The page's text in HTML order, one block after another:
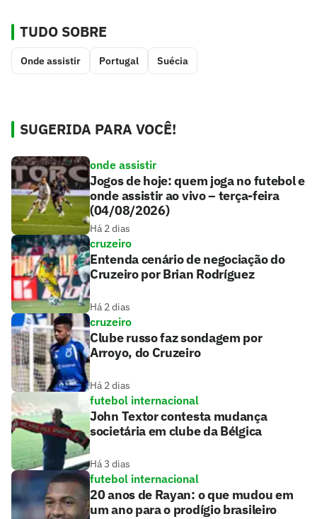
TUDO SOBRE
Onde assistir Portugal Suécia
SUGERIDA PARA VOCÊ!
onde assistir
Jogos de hoje: quem joga no futebol e
onde assistir ao vivo – terça-feira
(04/08/2026)
Há 2 dias
cruzeiro
Entenda cenário de negociação do
Cruzeiro por Brian Rodríguez
Há 2 dias
cruzeiro
Clube russo faz sondagem por
Arroyo, do Cruzeiro
Há 2 dias
futebol internacional
John Textor contesta mudança
societária em clube da Bélgica
Há 3 dias
futebol internacional
20 anos de Rayan: o que mudou em
um ano para o prodígio brasileiro